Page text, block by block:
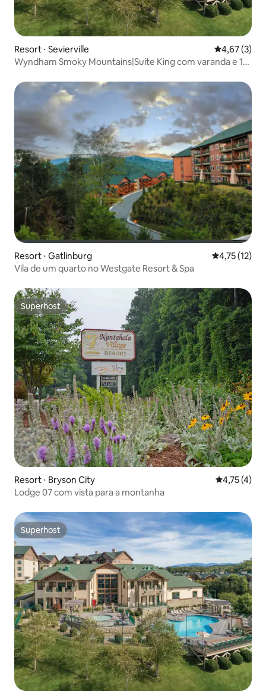
Resort ⋅ Sevierville 4,67 de
4,67 (3)
Wyndham Smoky Mountains|Suíte King com varanda e 1
Resort ⋅ Gatlinburg 4,75 de uma
4,75 (12)
Vila de um quarto no Westgate Resort & Spa
Superhost
Superhost
Resort ⋅ Bryson City 4,75 de
4,75 (4)
Lodge 07 com vista para a montanha
Superhost
Superhost